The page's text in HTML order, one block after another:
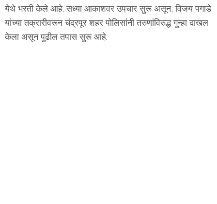
येथे भरती केले आहे. सध्या आकाशवर उपचार सुरू असून, विजय पगाडे
यांच्या तक्रारीवरून चंद्रपूर शहर पोलिसांनी तरुणांविरुद्ध गुन्हा दाखल
केला असून पुढील तपास सुरू आहे.